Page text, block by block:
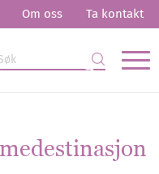
Om oss Ta kontakt